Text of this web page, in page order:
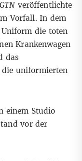
veröffentlichte
Vorfall. In dem
die toten
Krankenwagen
das
die uniformierten
einem Studio
vor der